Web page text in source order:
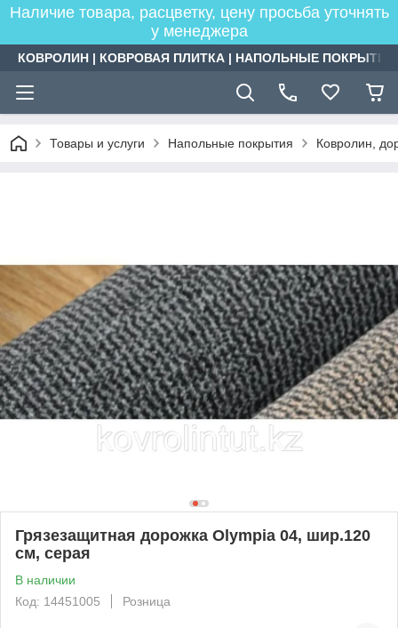
Наличие товара, расцветку, цену просьба уточнять
у менеджера
КОВРОЛИН | КОВРОВАЯ ПЛИТКА | НАПОЛЬНЫЕ
Товары и услуги Напольные покрытия Ковролин,
Грязезащитная дорожка Olympia 04, шир.120
см, серая
В наличии
Код: 14451005
Розница